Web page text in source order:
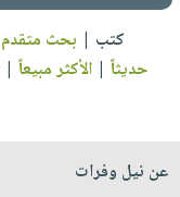
كتب | بحث متقدم
حديثاً |الأكثر مبيعاً |
عن نيل وفرات